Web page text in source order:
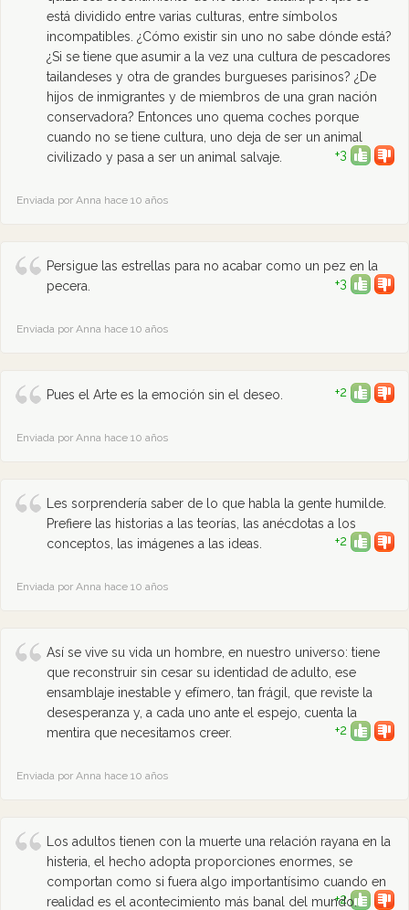
está dividido entre varias culturas, entre símbolos
incompatibles. ¿Cómo existir sin uno no sabe dónde está?
¿Si se tiene que asumir a la vez una cultura de pescadores
tailandeses y otra de grandes burgueses parisinos? ¿De
hijos de inmigrantes y de miembros de una gran nación
conservadora? Entonces uno quema coches porque
cuando no se tiene cultura, uno deja de ser un animal
civilizado y pasa a ser un animal salvaje.
+3
Enviada por Anna hace 10 años
Persigue las estrellas para no acabar como un pez en la
pecera.
+3
Enviada por Anna hace 10 años
Pues el Arte es la emoción sin el deseo. +2
Enviada por Anna hace 10 años
Les sorprendería saber de lo que habla la gente humilde.
Prefiere las historias a las teorías, las anécdotas a los
conceptos, las imágenes a las ideas.
+2
Enviada por Anna hace 10 años
Así se vive su vida un hombre, en nuestro universo: tiene
que reconstruir sin cesar su identidad de adulto, ese
ensamblaje inestable y efímero, tan frágil, que reviste la
desesperanza y, a cada uno ante el espejo, cuenta la
mentira que necesitamos creer.
+2
Enviada por Anna hace 10 años
Los adultos tienen con la muerte una relación rayana en la
histeria, el hecho adopta proporciones enormes, se
comportan como si fuera algo importantísimo cuando en
realidad es el acontecimiento más banal del mundo.
+2